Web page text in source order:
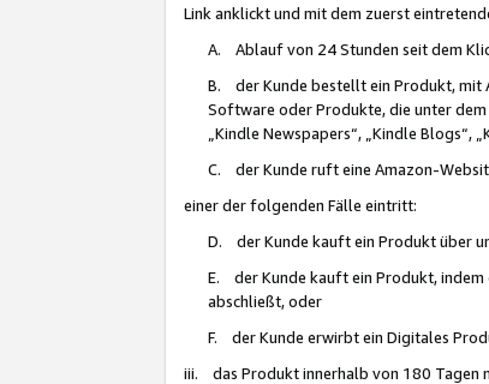
Link anklickt und mit dem zuerst
A. Ablauf von 24 Stunden seit dem
B. der Kunde bestellt ein Produkt, mit
Software oder Produkte, die unter dem
„Kindle Newspapers“, „Kindle Blogs“,
C. der Kunde ruft eine Amazon-
einer der folgenden Fälle eintritt:
D. der Kunde kauft ein Produkt über
E. der Kunde kauft ein Produkt, indem
abschließt, oder
F. der Kunde erwirbt ein Digitales
iii. das Produkt innerhalb von 180 Tagen